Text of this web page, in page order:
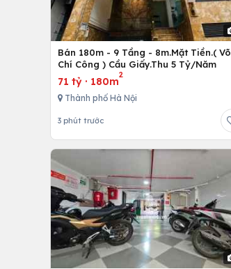
Bán 180m - 9 Tầng - 8m.Mặt Tiền.( Võ
Chí Công ) Cầu Giấy.Thu 5 Tỷ/Năm
71 tỷ · 180m
2
Thành phố Hà Nội
3 phút trước